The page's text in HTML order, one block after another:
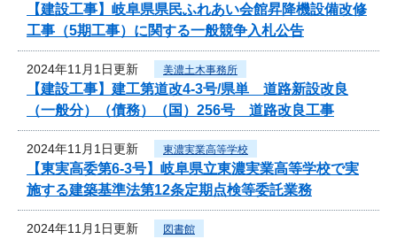
【建設工事】岐阜県県民ふれあい会館昇降機設備改修
工事（5期工事）に関する一般競争入札公告
2024年11月1日更新 美濃土木事務所
【建設工事】建工第道改4-3号/県単 道路新設改良
（一般分）（債務）（国）256号 道路改良工事
2024年11月1日更新 東濃実業高等学校
【東実高委第6-3号】岐阜県立東濃実業高等学校で実
施する建築基準法第12条定期点検等委託業務
2024年11月1日更新 図書館